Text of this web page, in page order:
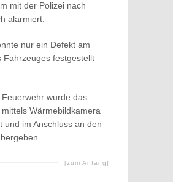
mit der Polizei nach
alarmiert.
nur ein Defekt am
Fahrzeuges festgestellt
Feuerwehr wurde das
Wärmebildkamera
und im Anschluss an den
[zum Anfang]